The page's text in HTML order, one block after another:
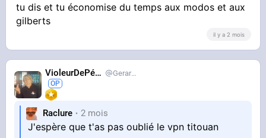
tu dis et tu économise du temps aux modos et aux
gilberts
il y a 2 mois
VioleurDePédo Gerardlevain
Raclure 2 mois
J'espère que t'as pas oublié le vpn titouan